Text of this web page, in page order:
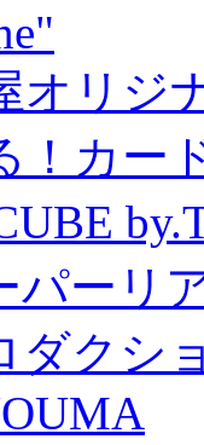
オリジ
！カー
パーリ
ダクシ